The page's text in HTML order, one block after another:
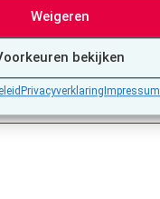
Weigeren
bekijken
Privacyverklaring Impressum